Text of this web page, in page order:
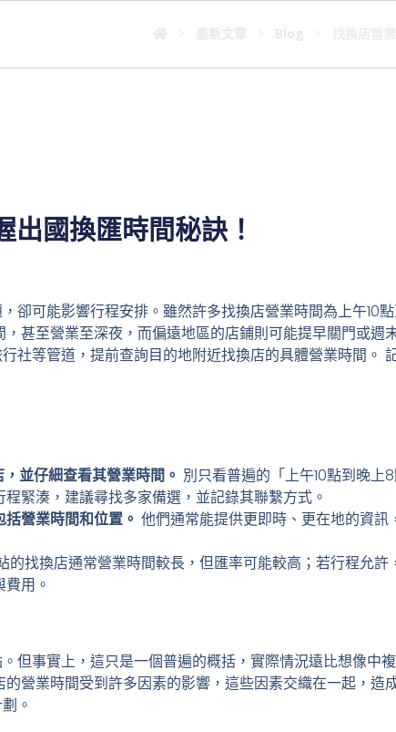
國換匯時間秘訣！
卻可能影響行程安排。雖然許多找換店營業時間為上午10
甚至營業至深夜，而偏遠地區的店鋪則可能提早關門或週
社等管道，提前查詢目的地附近找換店的具體營業時間。
並仔細查看其營業時間。 別只看普遍的「上午10點到晚上
緊湊，建議尋找多家備選，並記錄其聯繫方式。
營業時間和位置。 他們通常能提供更即時、更在地的資訊
的找換店通常營業時間較長，但匯率可能較高；若行程允許
用。
但事實上，這只是一個普遍的概括，實際情況遠比想像中複
營業時間受到許多因素的影響，這些因素交織在一起，造
。